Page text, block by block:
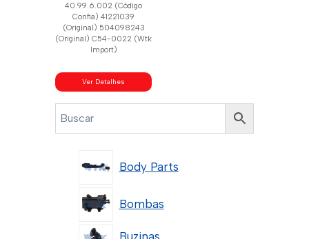
40.99.6.002 (Código
Confia) 41221039
(Original) 504098243
(Original) C54-0022 (Wtk
Import)
Ver Detalhes
Body Parts
Bombas
Buzinas